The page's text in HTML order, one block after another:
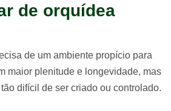
de orquídea
de um ambiente propício para
maior plenitude e longevidade, mas
difícil de ser criado ou controlado.